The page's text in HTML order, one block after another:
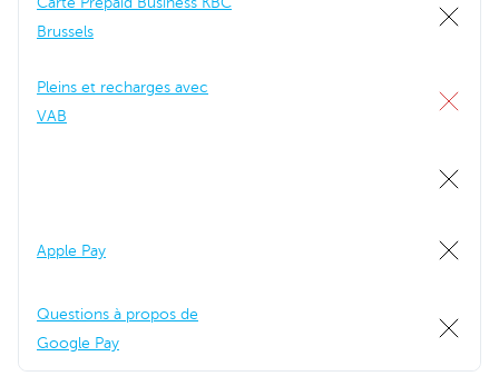
Brussels
Pleins et recharges avec
VAB
Apple Pay
Questions à propos de
Google Pay